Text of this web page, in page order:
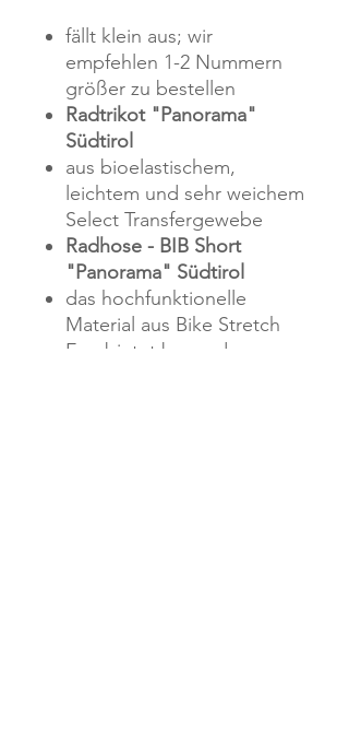
fällt klein aus; wir
empfehlen 1-2 Nummern
größer zu bestellen
Radtrikot "Panorama"
Südtirol
aus bioelastischem,
leichtem und sehr weichem
Select Transfergewebe
Radhose - BIB Short
"Panorama" Südtirol
das hochfunktionelle
Material aus Bike Stretch
Eco bietet besonderen